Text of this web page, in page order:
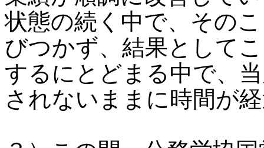
状態の続く中で、その
びつかず、結果として
するにとどまる中で、
されないままに時間が